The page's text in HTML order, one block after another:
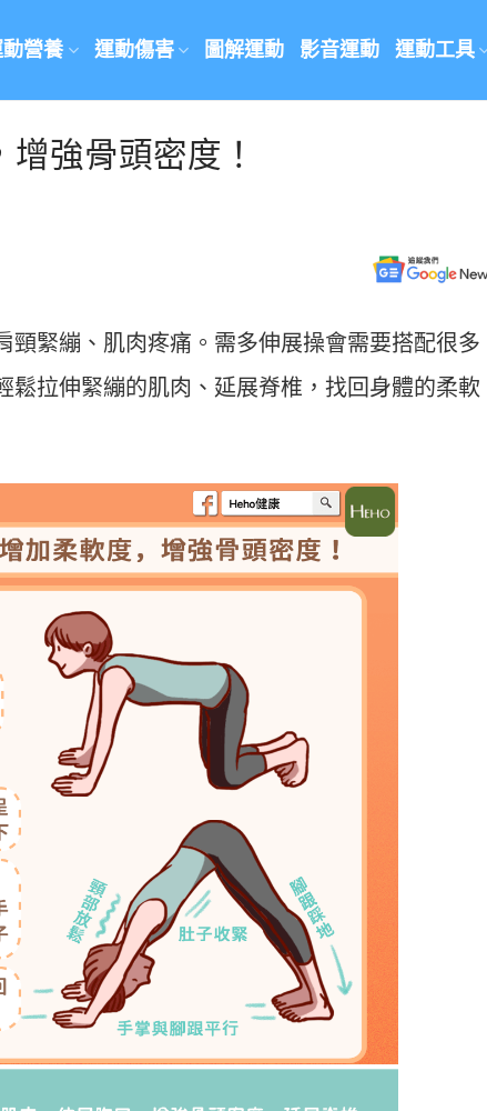
營養 運動傷害 圖解運動 影音運動 運動工具
強骨頭密度！
頸緊繃、肌肉疼痛。需多伸展操會需要搭配很多
鬆拉伸緊繃的肌肉、延展脊椎，找回身體的柔軟